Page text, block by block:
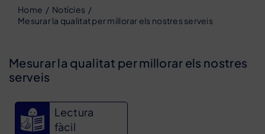
Home
Notícies
Mesurar la qualitat per millorar els nostres serveis
Mesurar la qualitat per millorar els nostres
serveis
Lectura
fàcil